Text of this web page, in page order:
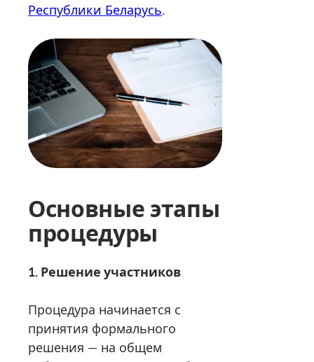
Республики Беларусь.
Основные этапы
процедуры
1. Решение участников
Процедура начинается с
принятия формального
решения — на общем